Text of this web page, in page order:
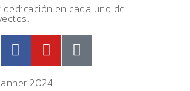
en cada uno de
2024